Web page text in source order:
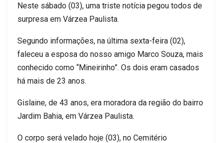
Neste sábado (03), uma triste notícia pegou todos de
surpresa em Várzea Paulista.
Segundo informações, na última sexta-feira (02),
faleceu a esposa do nosso amigo Marco Souza, mais
conhecido como “Mineirinho”. Os dois eram casados
há mais de 23 anos.
Gislaine, de 43 anos, era moradora da região do bairro
Jardim Bahia, em Várzea Paulista.
O corpo será velado hoje (03), no Cemitério